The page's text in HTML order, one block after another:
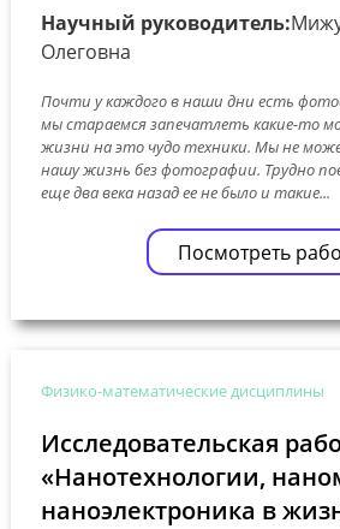
Научный руководитель:
Олеговна
Почти у каждого в наши дни есть
мы стараемся запечатлеть какие-то
жизни на это чудо техники. Мы не
нашу жизнь без фотографии. Трудно
еще два века назад ее не было и такие...
Посмотреть
Физико-математические дисциплины
Исследовательская
«Нанотехнологии,
наноэлектроника в